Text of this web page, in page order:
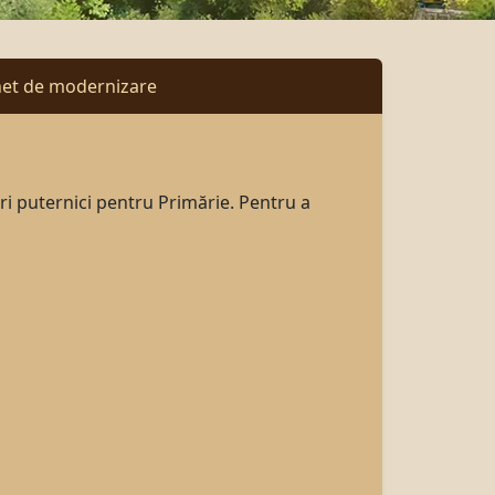
de modernizare
puternici pentru Primărie. Pentru a